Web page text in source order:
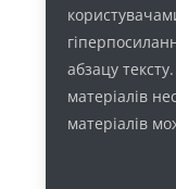
абзацу
матеріалів
матеріалів